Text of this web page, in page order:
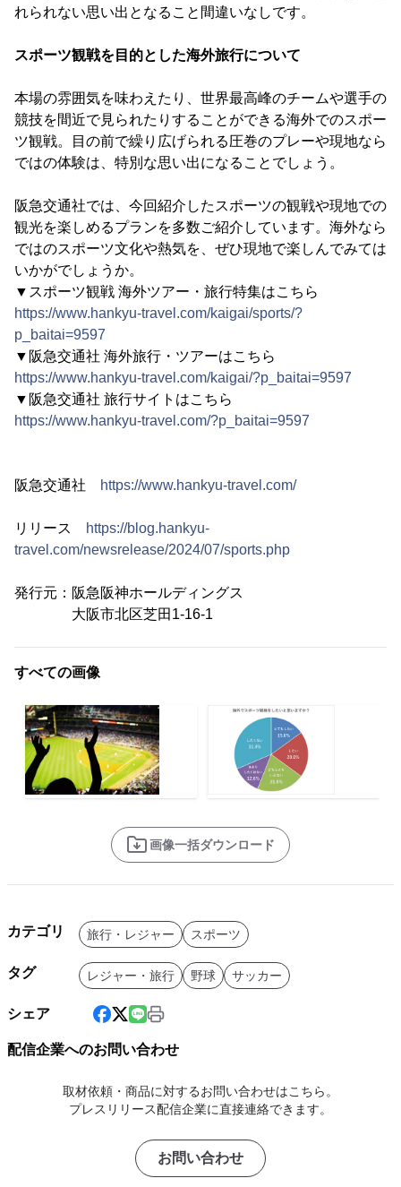
れられない思い出となること間違いなしです。
スポーツ観戦を目的とした海外旅行について
本場の雰囲気を味わえたり、世界最高峰のチームや選手の
競技を間近で見られたりすることができる海外でのスポー
ツ観戦。目の前で繰り広げられる圧巻のプレーや現地なら
ではの体験は、特別な思い出になることでしょう。
阪急交通社では、今回紹介したスポーツの観戦や現地での
観光を楽しめるプランを多数ご紹介しています。海外なら
ではのスポーツ文化や熱気を、ぜひ現地で楽しんでみては
いかがでしょうか。
▼スポーツ観戦 海外ツアー・旅行特集はこちら
https://www.hankyu-travel.com/kaigai/sports/?
p_baitai=9597
▼阪急交通社 海外旅行・ツアーはこちら
https://www.hankyu-travel.com/kaigai/?p_baitai=9597
▼阪急交通社 旅行サイトはこちら
https://www.hankyu-travel.com/?p_baitai=9597
阪急交通社 https://www.hankyu-travel.com/
リリース
https://blog.hankyu-
travel.com/newsrelease/2024/07/sports.php
発行元：阪急阪神ホールディングス
大阪市北区芝田1-16-1
すべての画像
画像一括ダウンロード
カテゴリ 旅行・レジャー スポーツ
タグ レジャー・旅行 野球 サッカー
シェア
配信企業へのお問い合わせ
取材依頼・商品に対するお問い合わせはこちら。
プレスリリース配信企業に直接連絡できます。
お問い合わせ